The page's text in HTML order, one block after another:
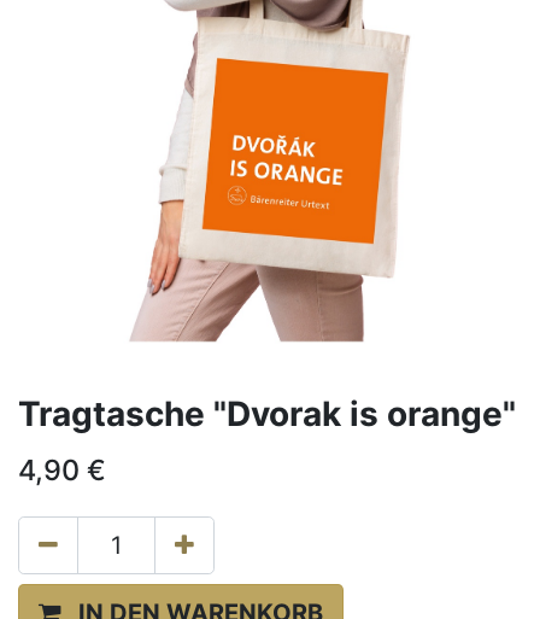
Tragtasche "Dvorak is orange"
4,90 €
IN DEN WARENKORB